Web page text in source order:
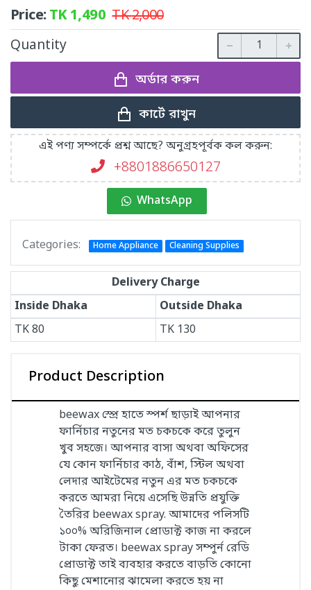
Price:TK1,490 TK2,000
Quantity
অর্ডার করুন
কার্টে রাখুন
এই পণ্য সম্পর্কে প্রশ্ন আছে? অনুগ্রহপূর্বক কল করুন:
+8801886650127
WhatsApp
Categories: Home Appliance Cleaning Supplies
Delivery Charge
Inside Dhaka
Outside Dhaka
TK80 TK 130
Product Description
beewax স্প্রে হাতে স্পর্শ ছাড়াই আপনার
ফার্নিচার নতুনের মত চকচকে করে তুলুন
খুব সহজে। আপনার বাসা অথবা অফিসের
যে কোন ফার্নিচার কাঠ, বাঁশ, স্টিল অথবা
লেদার আইটেমের নতুন এর মত চকচকে
করতে আমরা নিয়ে এসেছি উন্নতি প্রযুক্তি
তৈরির beewax spray. আমাদের পলিসটি
১০০% অরিজিনাল প্রোডাক্ট কাজ না করলে
টাকা ফেরত। beewax spray সম্পুর্ন রেডি
প্রোডাক্ট তাই ব্যবহার করতে বাড়তি কোনো
কিছু মেশানোর ঝামেলা করতে হয় না